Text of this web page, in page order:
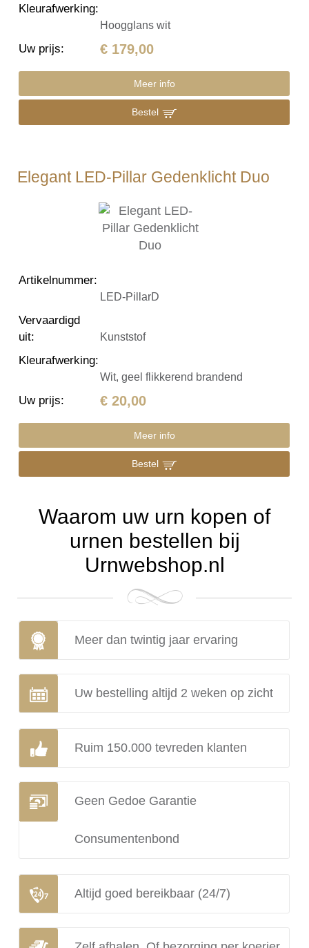
Kleurafwerking:
Hoogglans wit
Uw prijs: € 179,00
Meer info
Bestel
Elegant LED-Pillar Gedenklicht Duo
Artikelnummer:
LED-PillarD
Vervaardigd
uit: Kunststof
Kleurafwerking:
Wit, geel flikkerend brandend
Uw prijs: € 20,00
Meer info
Bestel
Waarom uw urn kopen of
urnen bestellen bij
Urnwebshop.nl
Meer dan twintig jaar ervaring
Uw bestelling altijd 2 weken op zicht
Ruim 150.000 tevreden klanten
Geen Gedoe Garantie
Consumentenbond
Altijd goed bereikbaar (24/7)